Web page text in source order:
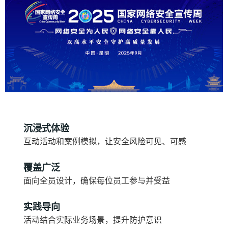
沉浸式体验
互动活动和案例模拟，让安全风险可见、可感
覆盖广泛
面向全员设计，确保每位员工参与并受益
实践导向
活动结合实际业务场景，提升防护意识